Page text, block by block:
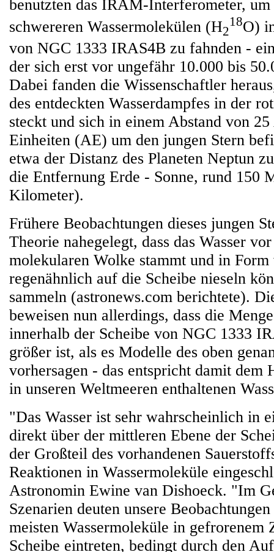
benutzten das IRAM-Interferometer, um
schwereren Wassermolekülen (H2
18O)
von NGC 1333 IRAS4B zu fahnden -
der sich erst vor ungefähr 10.000 bis
Dabei fanden die Wissenschaftler
des entdeckten Wasserdampfes in der
steckt und sich in einem Abstand von
Einheiten (AE) um den jungen Stern
etwa der Distanz des Planeten Neptun
die Entfernung Erde - Sonne, rund 150
Kilometer).
Frühere Beobachtungen dieses jungen
Theorie nahegelegt, dass das Wasser
molekularen Wolke stammt und in Form
regenähnlich auf die Scheibe nieseln
sammeln (astronews.com berichtete).
beweisen nun allerdings, dass die
innerhalb der Scheibe von NGC 1333
größer ist, als es Modelle des oben
vorhersagen - das entspricht damit dem
in unseren Weltmeeren enthaltenen
"Das Wasser ist sehr wahrscheinlich in
direkt über der mittleren Ebene der
der Großteil des vorhandenen
Reaktionen in Wassermoleküle
Astronomin Ewine van Dishoeck. "Im
Szenarien deuten unsere
meisten Wassermoleküle in gefrorenem
Scheibe eintreten, bedingt durch den